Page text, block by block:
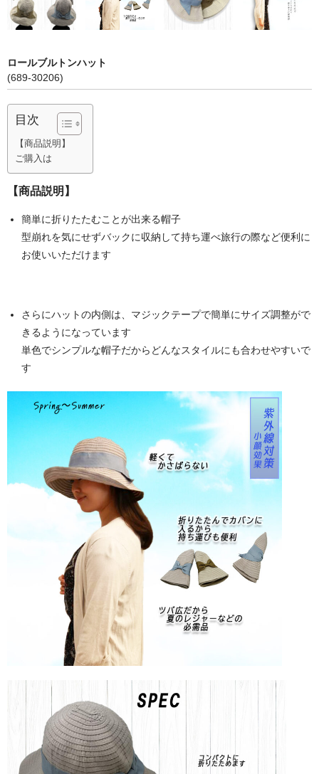
新幹線シリーズ
ふみきりシリーズ
木製玩具
トレーナー
その他雑貨
つり革
タオル
キーホルダー
ランチグッズ
カバン
ノノフローヴ
秋冬物
HOME FURNITURE
個人情報保護方針
ロールブルトンハット
(689-30206)
目次
【商品説明】
ご購入は
【商品説明】
簡単に折りたたむことが出来る帽子
型崩れを気にせずバックに収納して持ち運べ旅行の際など便利に
お使いいただけます
さらにハットの内側は、マジックテープで簡単にサイズ調整がで
きるようになっています
単色でシンプルな帽子だからどんなスタイルにも合わせやすいで
す